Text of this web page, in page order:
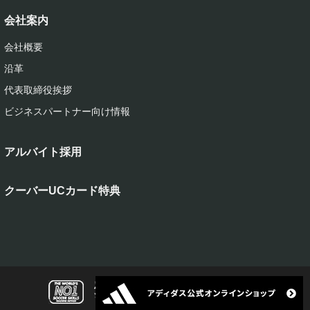
会社案内
会社概要
沿革
代表取締役挨拶
ビジネスパートナー向け情報
アルバイト採用
クーバーUCカード特典